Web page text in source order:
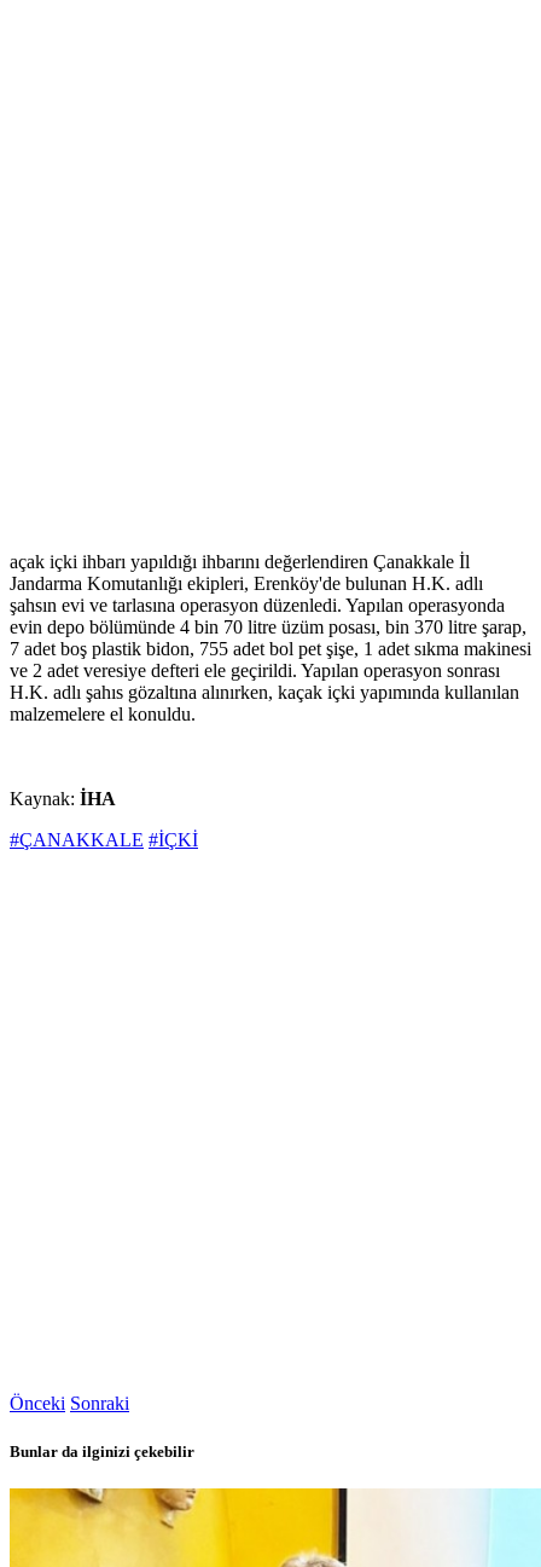
açak içki ihbarı yapıldığı ihbarını değerlendiren Çanakkale İl
Jandarma Komutanlığı ekipleri, Erenköy'de bulunan H.K. adlı
şahsın evi ve tarlasına operasyon düzenledi. Yapılan operasyonda
evin depo bölümünde 4 bin 70 litre üzüm posası, bin 370 litre şarap,
7 adet boş plastik bidon, 755 adet bol pet şişe, 1 adet sıkma makinesi
ve 2 adet veresiye defteri ele geçirildi. Yapılan operasyon sonrası
H.K. adlı şahıs gözaltına alınırken, kaçak içki yapımında kullanılan
malzemelere el konuldu.
Kaynak: İHA
#ÇANAKKALE #İÇKİ
Önceki Sonraki
Bunlar da ilginizi çekebilir